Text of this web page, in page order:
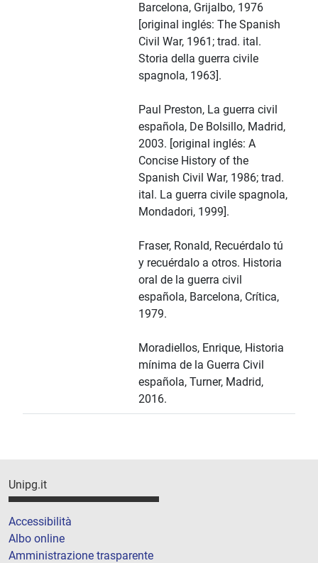
Barcelona, Grijalbo, 1976
[original inglés: The Spanish
Civil War, 1961; trad. ital.
Storia della guerra civile
spagnola, 1963].
Paul Preston, La guerra civil
española, De Bolsillo, Madrid,
2003. [original inglés: A
Concise History of the
Spanish Civil War, 1986; trad.
ital. La guerra civile spagnola,
Mondadori, 1999].
Fraser, Ronald, Recuérdalo tú
y recuérdalo a otros. Historia
oral de la guerra civil
española, Barcelona, Crítica,
1979.
Moradiellos, Enrique, Historia
mínima de la Guerra Civil
española, Turner, Madrid,
2016.
Unipg.it
Accessibilità
Albo online
Amministrazione trasparente